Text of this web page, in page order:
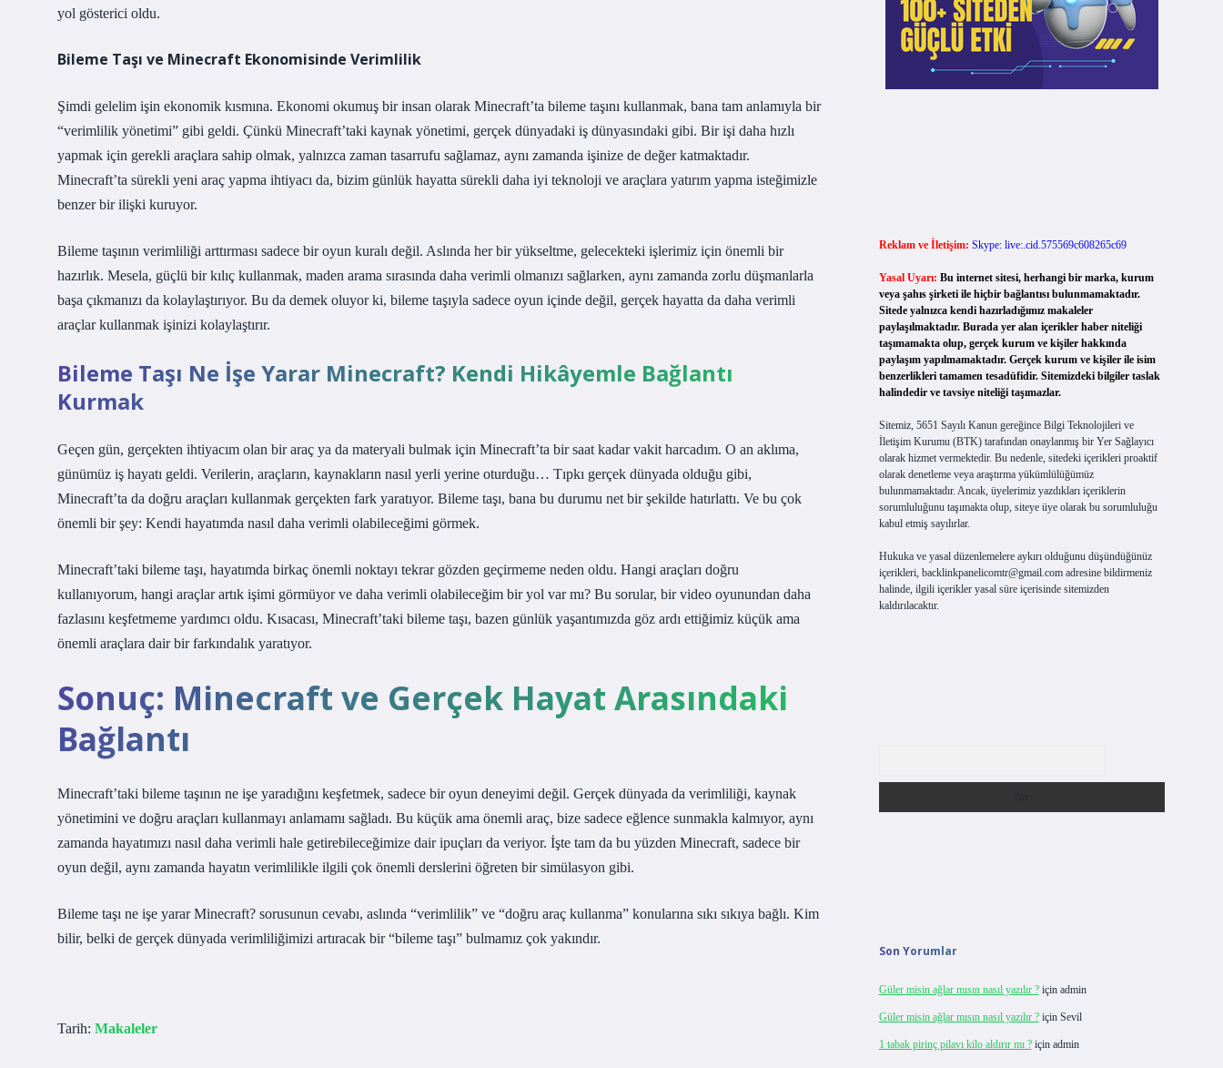
yol gösterici oldu.
Bileme Taşı ve Minecraft Ekonomisinde Verimlilik
Şimdi gelelim işin ekonomik kısmına. Ekonomi okumuş bir insan olarak Minecraft’ta bileme taşını kullanmak, bana tam anlamıyla bir
“verimlilik yönetimi” gibi geldi. Çünkü Minecraft’taki kaynak yönetimi, gerçek dünyadaki iş dünyasındaki gibi. Bir işi daha hızlı
yapmak için gerekli araçlara sahip olmak, yalnızca zaman tasarrufu sağlamaz, aynı zamanda işinize de değer katmaktadır.
Minecraft’ta sürekli yeni araç yapma ihtiyacı da, bizim günlük hayatta sürekli daha iyi teknoloji ve araçlara yatırım yapma isteğimizle
benzer bir ilişki kuruyor.
Bileme taşının verimliliği arttırması sadece bir oyun kuralı değil. Aslında her bir yükseltme, gelecekteki işlerimiz için önemli bir
hazırlık. Mesela, güçlü bir kılıç kullanmak, maden arama sırasında daha verimli olmanızı sağlarken, aynı zamanda zorlu düşmanlarla
başa çıkmanızı da kolaylaştırıyor. Bu da demek oluyor ki, bileme taşıyla sadece oyun içinde değil, gerçek hayatta da daha verimli
araçlar kullanmak işinizi kolaylaştırır.
Bileme Taşı Ne İşe Yarar Minecraft? Kendi Hikâyemle Bağlantı
Kurmak
Geçen gün, gerçekten ihtiyacım olan bir araç ya da materyali bulmak için Minecraft’ta bir saat kadar vakit harcadım. O an aklıma,
günümüz iş hayatı geldi. Verilerin, araçların, kaynakların nasıl yerli yerine oturduğu… Tıpkı gerçek dünyada olduğu gibi,
Minecraft’ta da doğru araçları kullanmak gerçekten fark yaratıyor. Bileme taşı, bana bu durumu net bir şekilde hatırlattı. Ve bu çok
önemli bir şey: Kendi hayatımda nasıl daha verimli olabileceğimi görmek.
Minecraft’taki bileme taşı, hayatımda birkaç önemli noktayı tekrar gözden geçirmeme neden oldu. Hangi araçları doğru
kullanıyorum, hangi araçlar artık işimi görmüyor ve daha verimli olabileceğim bir yol var mı? Bu sorular, bir video oyunundan daha
fazlasını keşfetmeme yardımcı oldu. Kısacası, Minecraft’taki bileme taşı, bazen günlük yaşantımızda göz ardı ettiğimiz küçük ama
önemli araçlara dair bir farkındalık yaratıyor.
Sonuç: Minecraft ve Gerçek Hayat Arasındaki
Bağlantı
Minecraft’taki bileme taşının ne işe yaradığını keşfetmek, sadece bir oyun deneyimi değil. Gerçek dünyada da verimliliği, kaynak
yönetimini ve doğru araçları kullanmayı anlamamı sağladı. Bu küçük ama önemli araç, bize sadece eğlence sunmakla kalmıyor, aynı
zamanda hayatımızı nasıl daha verimli hale getirebileceğimize dair ipuçları da veriyor. İşte tam da bu yüzden Minecraft, sadece bir
oyun değil, aynı zamanda hayatın verimlilikle ilgili çok önemli derslerini öğreten bir simülasyon gibi.
Bileme taşı ne işe yarar Minecraft? sorusunun cevabı, aslında “verimlilik” ve “doğru araç kullanma” konularına sıkı sıkıya bağlı. Kim
bilir, belki de gerçek dünyada verimliliğimizi artıracak bir “bileme taşı” bulmamız çok yakındır.
Tarih: Makaleler
Reklam ve İletişim: Skype: live:.cid.575569c608265c69
Yasal Uyarı: Bu internet sitesi, herhangi bir marka, kurum
veya şahıs şirketi ile hiçbir bağlantısı bulunmamaktadır.
Sitede yalnızca kendi hazırladığımız makaleler
paylaşılmaktadır. Burada yer alan içerikler haber niteliği
taşımamakta olup, gerçek kurum ve kişiler hakkında
paylaşım yapılmamaktadır. Gerçek kurum ve kişiler ile isim
benzerlikleri tamamen tesadüfidir. Sitemizdeki bilgiler taslak
halindedir ve tavsiye niteliği taşımazlar.
Sitemiz, 5651 Sayılı Kanun gereğince Bilgi Teknolojileri ve
İletişim Kurumu (BTK) tarafından onaylanmış bir Yer Sağlayıcı
olarak hizmet vermektedir. Bu nedenle, sitedeki içerikleri proaktif
olarak denetleme veya araştırma yükümlülüğümüz
bulunmamaktadır. Ancak, üyelerimiz yazdıkları içeriklerin
sorumluluğunu taşımakta olup, siteye üye olarak bu sorumluluğu
kabul etmiş sayılırlar.
Hukuka ve yasal düzenlemelere aykırı olduğunu düşündüğünüz
içerikleri, backlinkpanelicomtr@gmail.comadresine bildirmeniz
halinde, ilgili içerikler yasal süre içerisinde sitemizden
kaldırılacaktır.
Son Yorumlar
Güler misin ağlar mısın nasıl yazılır ?için admin
Güler misin ağlar mısın nasıl yazılır ?için Sevil
1 tabak pirinç pilavı kilo aldırır mı ?için admin